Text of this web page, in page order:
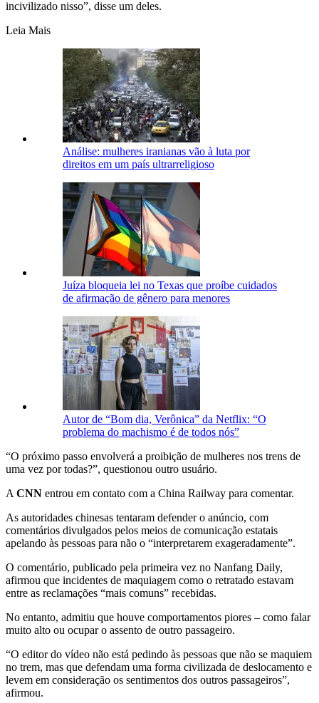
incivilizado nisso”, disse um deles.
Leia Mais
Análise: mulheres iranianas vão à luta por
direitos em um país ultrarreligioso
Juíza bloqueia lei no Texas que proíbe cuidados
de afirmação de gênero para menores
Autor de “Bom dia, Verônica” da Netflix: “O
problema do machismo é de todos nós”
“O próximo passo envolverá a proibição de mulheres nos trens de
uma vez por todas?”, questionou outro usuário.
A CNN entrou em contato com a China Railway para comentar.
As autoridades chinesas tentaram defender o anúncio, com
comentários divulgados pelos meios de comunicação estatais
apelando às pessoas para não o “interpretarem exageradamente”.
O comentário, publicado pela primeira vez no Nanfang Daily,
afirmou que incidentes de maquiagem como o retratado estavam
entre as reclamações “mais comuns” recebidas.
No entanto, admitiu que houve comportamentos piores – como falar
muito alto ou ocupar o assento de outro passageiro.
“O editor do vídeo não está pedindo às pessoas que não se maquiem
no trem, mas que defendam uma forma civilizada de deslocamento e
levem em consideração os sentimentos dos outros passageiros”,
afirmou.